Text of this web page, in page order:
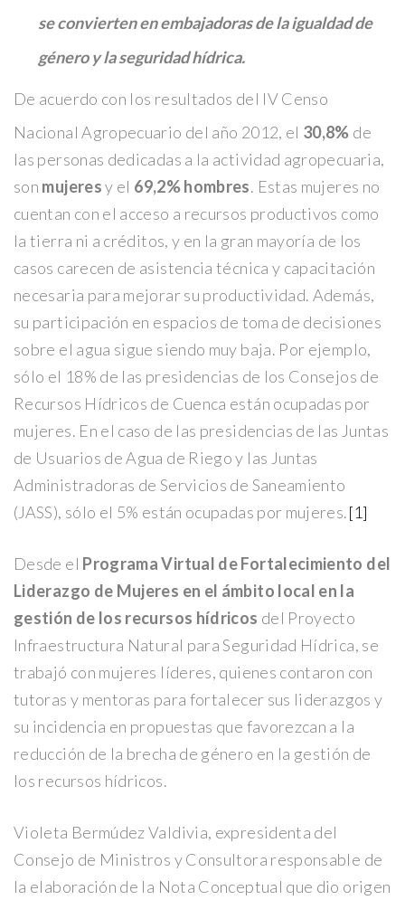
se convierten en embajadoras de la igualdad de
género y la seguridad hídrica.
De acuerdo con los resultados del IV Censo
Nacional Agropecuario del año 2012, el 30,8% de
las personas dedicadas a la actividad agropecuaria,
son mujeresy el 69,2% hombres. Estas mujeres no
cuentan con el acceso a recursos productivos como
la tierra ni a créditos, y en la gran mayoría de los
casos carecen de asistencia técnica y capacitación
necesaria para mejorar su productividad. Además,
su participación en espacios de toma de decisiones
sobre el agua sigue siendo muy baja. Por ejemplo,
sólo el 18% de las presidencias de los Consejos de
Recursos Hídricos de Cuenca están ocupadas por
mujeres. En el caso de las presidencias de las Juntas
de Usuarios de Agua de Riego y las Juntas
Administradoras de Servicios de Saneamiento
(JASS), sólo el 5% están ocupadas por mujeres.[1]
Desde el Programa Virtual de Fortalecimiento del
Liderazgo de Mujeres en el ámbito local en la
gestión de los recursos hídricos del Proyecto
Infraestructura Natural para Seguridad Hídrica, se
trabajó con mujeres líderes, quienes contaron con
tutoras y mentoras para fortalecer sus liderazgos y
su incidencia en propuestas que favorezcan a la
reducción de la brecha de género en la gestión de
los recursos hídricos.
Violeta Bermúdez Valdivia, expresidenta del
Consejo de Ministros y Consultora responsable de
la elaboración de la Nota Conceptual que dio origen